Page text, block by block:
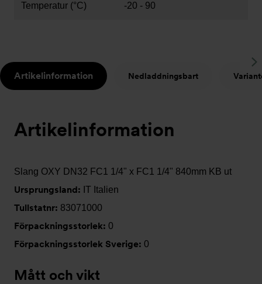
Temperatur (°C) -20 - 90
Artikelinformation Nedladdningsbart
Artikelinformation
Slang OXY DN32 FC1 1/4" x FC1 1/4" 840mm KB ut
Ursprungsland: IT Italien
Tullstatnr: 83071000
Förpackningsstorlek: 0
Förpackningsstorlek Sverige: 0
Mått och vikt